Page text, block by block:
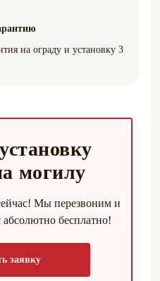
на
31 руб.
на
на ограду и установку 3
могилу
Мы перезвоним и
абсолютно бесплатно!
заявку